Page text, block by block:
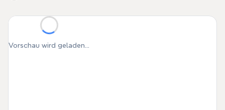
Vorschau wird geladen...